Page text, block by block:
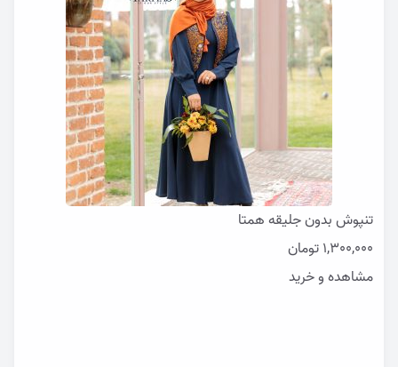
تنپوش بدون جلیقه همتا
1,300,000تومان
مشاهده و خرید